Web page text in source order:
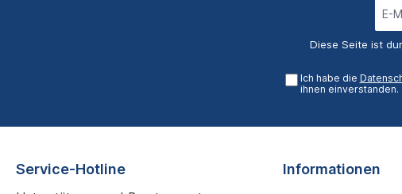
Diese Seite ist
Ich habe die
ihnen einverstanden.
Service-Hotline Informationen